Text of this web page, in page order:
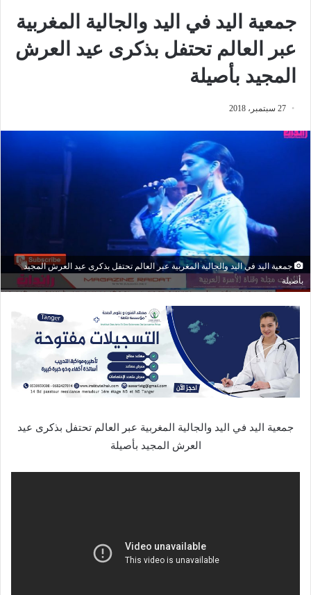
جمعية اليد في اليد والجالية المغربية
عبر العالم تحتفل بذكرى عيد العرش
المجيد بأصيلة
27 سبتمبر، 2018
جمعية اليد في اليد والجالية المغربية عبر العالم تحتفل بذكرى عيد العرش المجيد
بأصيلة
جمعية اليد في اليد والجالية المغربية عبر العالم تحتفل بذكرى عيد
العرش المجيد بأصيلة